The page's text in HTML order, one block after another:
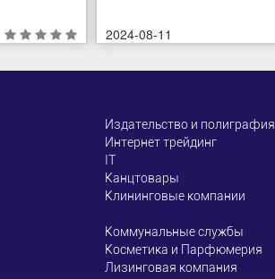
2024-08-11
Издательство и полиграфия
Интернет трейдинг
ІТ
Канцтовары
Клининговые компании
Коммунальные службы
Косметика и Парфюмерия
Лизинговая компания